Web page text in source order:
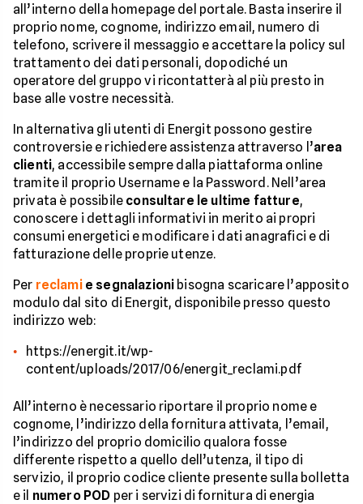
all’interno della homepage del portale. Basta inserire il
proprio nome, cognome, indirizzo email, numero di
telefono, scrivere il messaggio e accettare la policy sul
trattamento dei dati personali, dopodiché un
operatore del gruppo vi ricontatterà al più presto in
base alle vostre necessità.
In alternativa gli utenti di Energit possono gestire
controversie e richiedere assistenza attraverso l’area
clienti, accessibile sempre dalla piattaforma online
tramite il proprio Username e la Password. Nell’area
privata è possibile consultare le ultime fatture,
conoscere i dettagli informativi in merito ai propri
consumi energetici e modificare i dati anagrafici e di
fatturazione delle proprie utenze.
Per reclamie segnalazioni bisogna scaricare l’apposito
modulo dal sito di Energit, disponibile presso questo
indirizzo web:
https://energit.it/wp-
content/uploads/2017/06/energit_reclami.pdf
All’interno è necessario riportare il proprio nome e
cognome, l’indirizzo della fornitura attivata, l’email,
l’indirizzo del proprio domicilio qualora fosse
differente rispetto a quello dell’utenza, il tipo di
servizio, il proprio codice cliente presente sulla bolletta
e il numero POD per i servizi di fornitura di energia